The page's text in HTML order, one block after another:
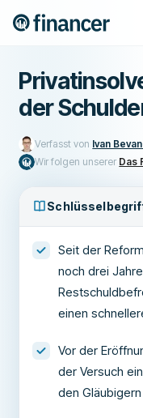
der
Verfasst von Ivan
Wir folgen unserer Das
Seit der
noch drei
einen
Vor der
der Versuch
den